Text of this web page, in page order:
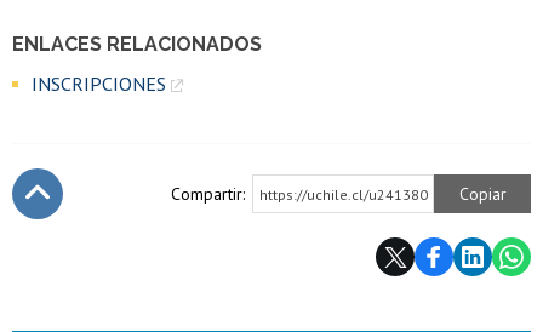
ENLACES RELACIONADOS
INSCRIPCIONES
Compartir: https://uchile.cl/u241380 Copiar